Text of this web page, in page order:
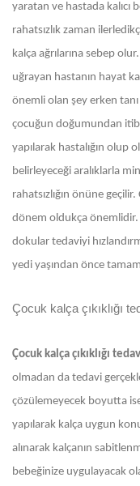
yaratan ve hastada kalıcı
rahatsızlık zaman
kalça ağrılarına sebep
uğrayan hastanın hayat
önemli olan şey erken
çocuğun doğumundan
yapılarak hastalığın olup
belirleyeceği aralıklarla
rahatsızlığın önüne
dönem oldukça önemlidir.
dokular tedaviyi
yedi yaşından önce
Çocuk kalça çıkıklığı
Çocuk kalça çıkıklığı
olmadan da tedavi
çözülemeyecek boyutta
yapılarak kalça uygun
alınarak kalçanın
bebeğinize uygulayacak